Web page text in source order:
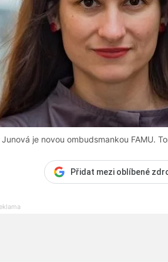
Junová je novou ombudsmankou FAMU.
Přidat mezi oblíbené